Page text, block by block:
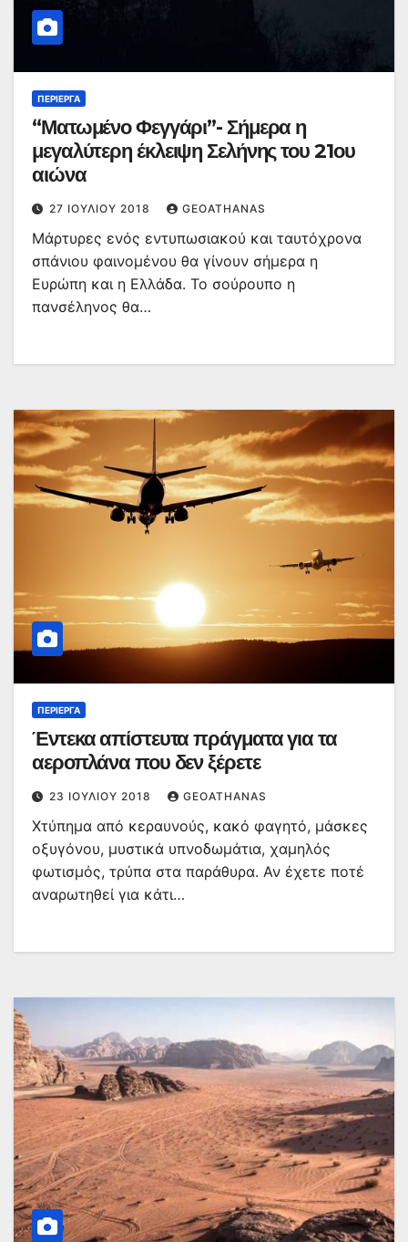
ΠΕΡΊΕΡΓΑ
“Ματωμένο Φεγγάρι”- Σήμερα η
μεγαλύτερη έκλειψη Σελήνης του 21ου
αιώνα
27 ΙΟΥΛΊΟΥ 2018 GEOATHANAS
Μάρτυρες ενός εντυπωσιακού και ταυτόχρονα
σπάνιου φαινομένου θα γίνουν σήμερα η
Ευρώπη και η Ελλάδα. Το σούρουπο η
πανσέληνος θα…
ΠΕΡΊΕΡΓΑ
Έντεκα απίστευτα πράγματα για τα
αεροπλάνα που δεν ξέρετε
23 ΙΟΥΛΊΟΥ 2018 GEOATHANAS
Χτύπημα από κεραυνούς, κακό φαγητό, μάσκες
οξυγόνου, μυστικά υπνοδωμάτια, χαμηλός
φωτισμός, τρύπα στα παράθυρα. Αν έχετε ποτέ
αναρωτηθεί για κάτι…